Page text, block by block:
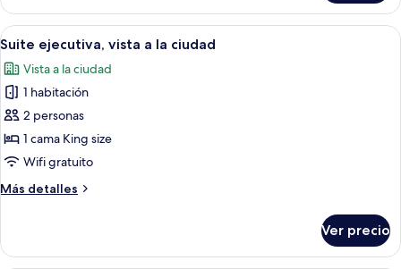
ciudad
triple
Deluxe,
vista
la
ciudad
Abrir
todas
las
fotos
de
Suite
ejecutiva,
a
Una habitación de hotel con una
5
Suite ejecutiva, vista a la ciudad
Vista a la ciudad
1 habitación
2 personas
1 cama King size
Wifi gratuito
Más detalles
Más
ejecutiva,
Ver precio